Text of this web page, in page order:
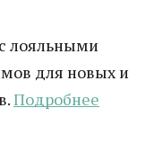
лояльными
для новых и
Подробнее